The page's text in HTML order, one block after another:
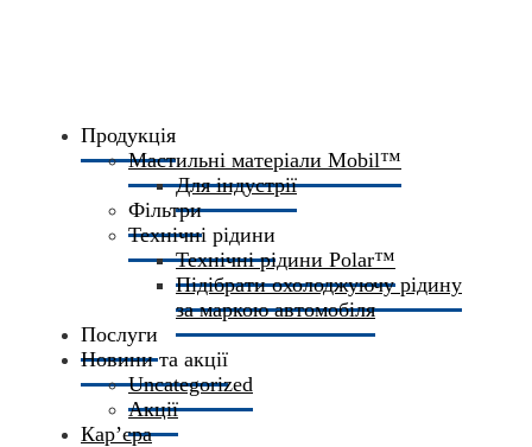
Продукція
Мастильні матеріали Mobil™
Для індустрії
Фільтри
Технічні рідини
Технічні рідини Polar™
Підібрати охолоджуючу рідину
за маркою автомобіля
Послуги
Новини та акції
Uncategorized
Акції
Кар’єра